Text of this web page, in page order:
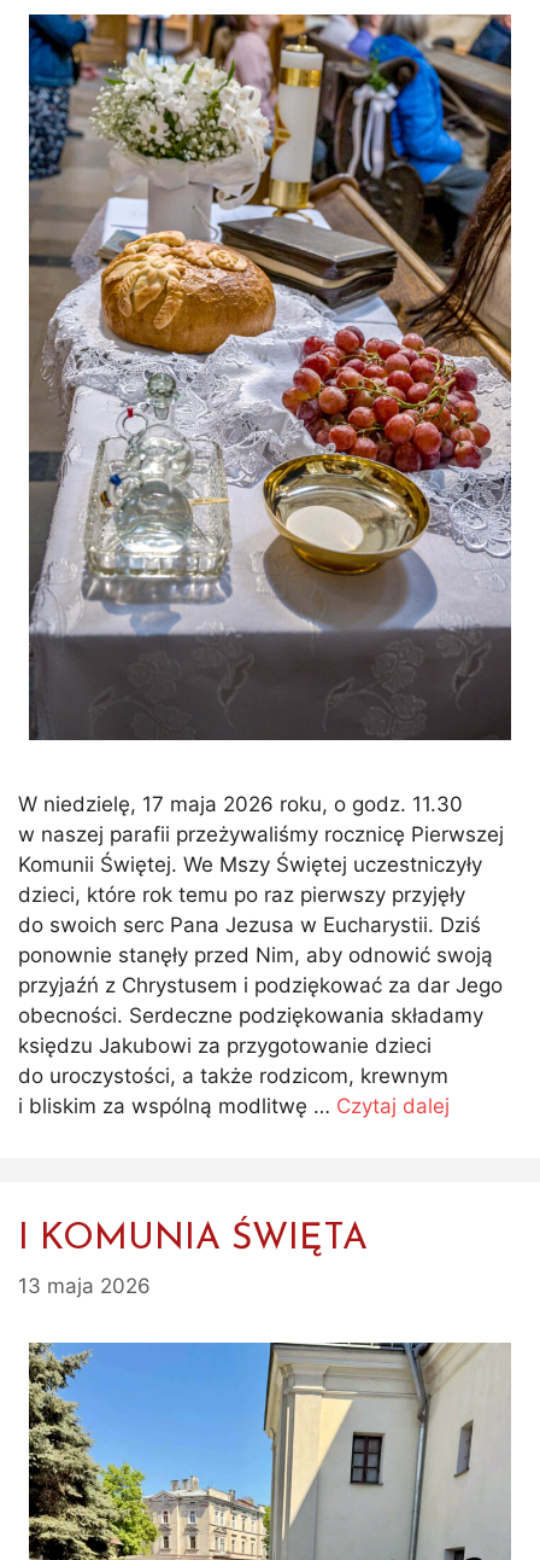
W niedzielę, 17 maja 2026 roku, o godz. 11.30
w naszej parafii przeżywaliśmy rocznicę Pierwszej
Komunii Świętej. We Mszy Świętej uczestniczyły
dzieci, które rok temu po raz pierwszy przyjęły
do swoich serc Pana Jezusa w Eucharystii. Dziś
ponownie stanęły przed Nim, aby odnowić swoją
przyjaźń z Chrystusem i podziękować za dar Jego
obecności. Serdeczne podziękowania składamy
księdzu Jakubowi za przygotowanie dzieci
do uroczystości, a także rodzicom, krewnym
i bliskim za wspólną modlitwę … Czytaj dalej
I KOMUNIA ŚWIĘTA
13 maja 2026